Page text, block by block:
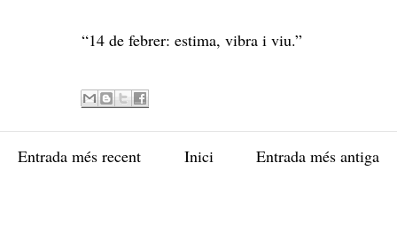
“14 de febrer: estima, vibra i viu.”
Entrada més recent Entrada més antiga
Inici